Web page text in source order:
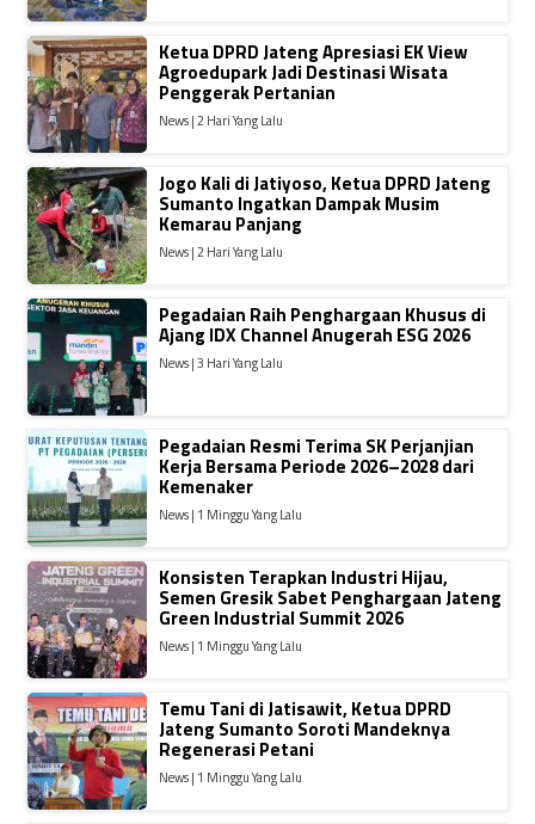
Ketua DPRD Jateng Apresiasi EK View
Agroedupark Jadi Destinasi Wisata
Penggerak Pertanian
News | 2 Hari Yang Lalu
Jogo Kali di Jatiyoso, Ketua DPRD Jateng
Sumanto Ingatkan Dampak Musim
Kemarau Panjang
News | 2 Hari Yang Lalu
Pegadaian Raih Penghargaan Khusus di
Ajang IDX Channel Anugerah ESG 2026
News | 3 Hari Yang Lalu
Pegadaian Resmi Terima SK Perjanjian
Kerja Bersama Periode 2026–2028 dari
Kemenaker
News | 1 Minggu Yang Lalu
Konsisten Terapkan Industri Hijau,
Semen Gresik Sabet Penghargaan Jateng
Green Industrial Summit 2026
News | 1 Minggu Yang Lalu
Temu Tani di Jatisawit, Ketua DPRD
Jateng Sumanto Soroti Mandeknya
Regenerasi Petani
News | 1 Minggu Yang Lalu